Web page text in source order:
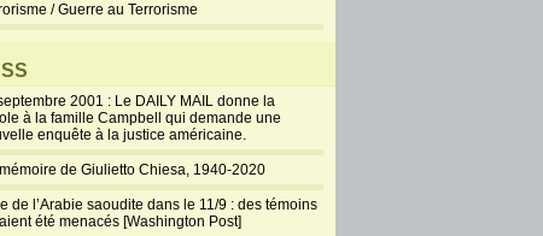
/ Guerre au Terrorisme
2001 : Le DAILY MAIL donne la
à la famille Campbell qui demande une
enquête à la justice américaine.
de Giulietto Chiesa, 1940-2020
de l’Arabie saoudite dans le 11/9 : des témoins
été menacés [Washington Post]